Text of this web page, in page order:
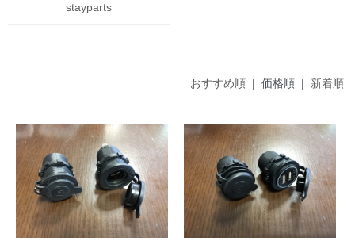
stayparts
おすすめ順| 価格順 | 新着順